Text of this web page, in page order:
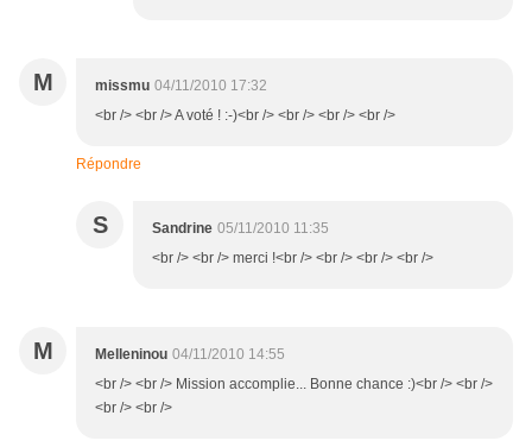
M missmu 04/11/2010 17:32
<br /> <br /> A voté ! :-)<br /> <br /> <br /> <br />
Répondre
S Sandrine 05/11/2010 11:35
<br /> <br /> merci !<br /> <br /> <br /> <br />
M Melleninou 04/11/2010 14:55
<br /> <br /> Mission accomplie... Bonne chance :)<br /> <br />
<br /> <br />